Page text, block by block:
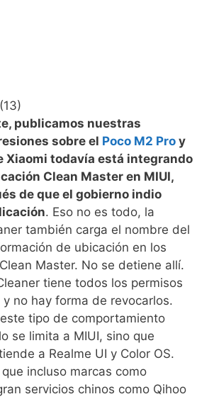
(13)
publicamos nuestras
sobre el Poco M2 Pro y
Xiaomi todavía está integrando
Clean Master en MIUI,
de que el gobierno indio
. Eso no es todo, la
también carga el nombre del
de ubicación en los
Master. No se detiene allí.
tiene todos los permisos
no hay forma de revocarlos.
tipo de comportamiento
se limita a MIUI, sino que
a Realme UI y Color OS.
incluso marcas como
servicios chinos como Qihoo